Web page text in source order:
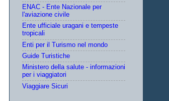
ENAC - Ente Nazionale per
l'aviazione civile
Ente ufficiale uragani e tempeste
tropicali
Enti per il Turismo nel mondo
Guide Turistiche
Ministero della salute - informazioni
per i viaggiatori
Viaggiare Sicuri